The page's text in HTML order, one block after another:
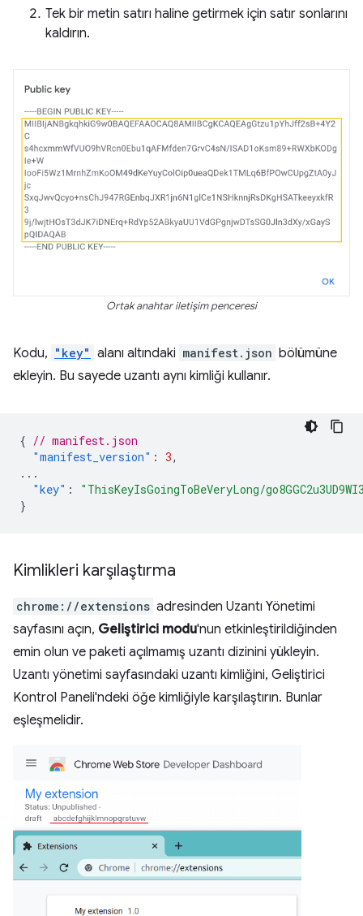
Tek bir metin satırı haline getirmek için satır sonlarını
kaldırın.
Ortak anahtar iletişim penceresi
Kodu, "key" alanı altındaki manifest.json bölümüne
ekleyin. Bu sayede uzantı aynı kimliği kullanır.
{ // manifest.json
"manifest_version" : 3,
...
"key" :
"ThisKeyIsGoingToBeVeryLong/
}
Kimlikleri karşılaştırma
chrome://extensions adresinden Uzantı Yönetimi
sayfasını açın, Geliştirici modu'nun etkinleştirildiğinden
emin olun ve paketi açılmamış uzantı dizinini yükleyin.
Uzantı yönetimi sayfasındaki uzantı kimliğini, Geliştirici
Kontrol Paneli'ndeki öğe kimliğiyle karşılaştırın. Bunlar
eşleşmelidir.